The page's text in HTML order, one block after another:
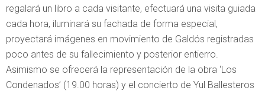
regalará un libro a cada visitante, efectuará una visita guiada
cada hora, iluminará su fachada de forma especial,
proyectará imágenes en movimiento de Galdós registradas
poco antes de su fallecimiento y posterior entierro.
Asimismo se ofrecerá la representación de la obra ‘Los
Condenados’ (19.00 horas) y el concierto de Yul Ballesteros